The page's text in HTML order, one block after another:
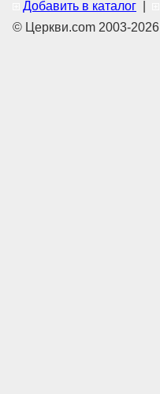
Добавить в каталог
© Церкви.com 2003-2026